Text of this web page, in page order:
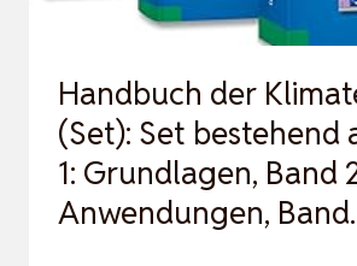
ZU
Handbuch der
(Set): Set bestehend
1: Grundlagen, Band
Anwendungen,